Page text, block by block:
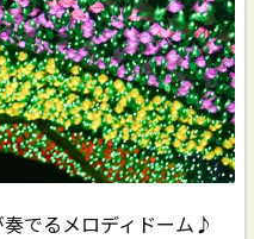
でるメロディドーム♪